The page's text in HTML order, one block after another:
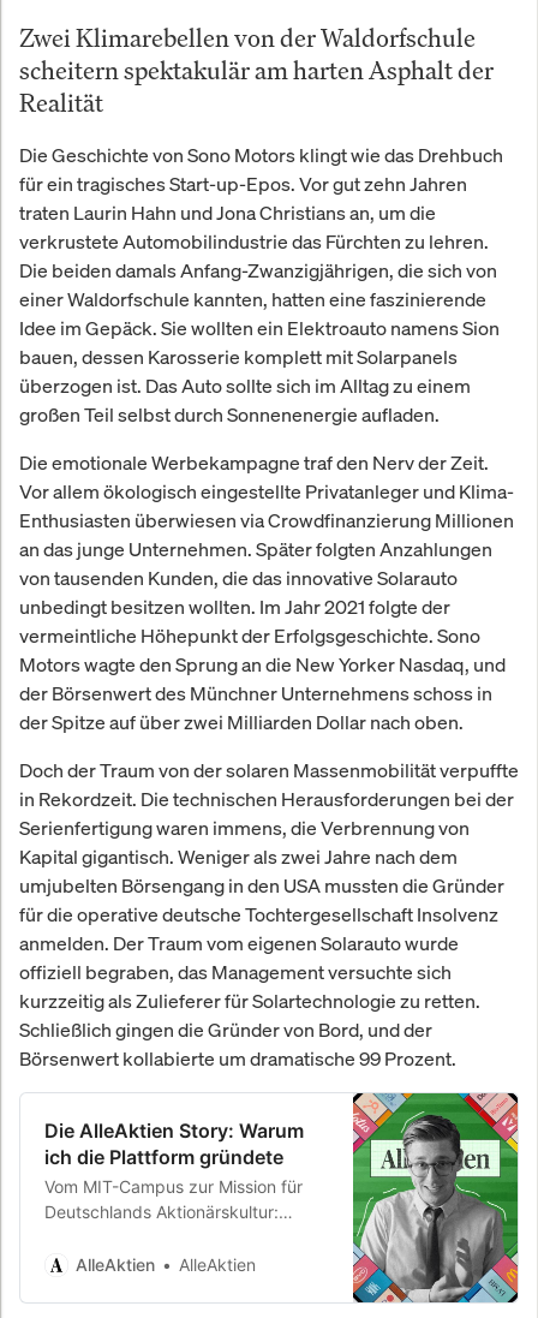
Zwei Klimarebellen von der Waldorfschule
scheitern spektakulär am harten Asphalt der
Realität
Die Geschichte von Sono Motors klingt wie das Drehbuch
für ein tragisches Start-up-Epos. Vor gut zehn Jahren
traten Laurin Hahn und Jona Christians an, um die
verkrustete Automobilindustrie das Fürchten zu lehren.
Die beiden damals Anfang-Zwanzigjährigen, die sich von
einer Waldorfschule kannten, hatten eine faszinierende
Idee im Gepäck. Sie wollten ein Elektroauto namens Sion
bauen, dessen Karosserie komplett mit Solarpanels
überzogen ist. Das Auto sollte sich im Alltag zu einem
großen Teil selbst durch Sonnenenergie aufladen.
Die emotionale Werbekampagne traf den Nerv der Zeit.
Vor allem ökologisch eingestellte Privatanleger und Klima-
Enthusiasten überwiesen via Crowdfinanzierung Millionen
an das junge Unternehmen. Später folgten Anzahlungen
von tausenden Kunden, die das innovative Solarauto
unbedingt besitzen wollten. Im Jahr 2021 folgte der
vermeintliche Höhepunkt der Erfolgsgeschichte. Sono
Motors wagte den Sprung an die New Yorker Nasdaq, und
der Börsenwert des Münchner Unternehmens schoss in
der Spitze auf über zwei Milliarden Dollar nach oben.
Doch der Traum von der solaren Massenmobilität verpuffte
in Rekordzeit. Die technischen Herausforderungen bei der
Serienfertigung waren immens, die Verbrennung von
Kapital gigantisch. Weniger als zwei Jahre nach dem
umjubelten Börsengang in den USA mussten die Gründer
für die operative deutsche Tochtergesellschaft Insolvenz
anmelden. Der Traum vom eigenen Solarauto wurde
offiziell begraben, das Management versuchte sich
kurzzeitig als Zulieferer für Solartechnologie zu retten.
Schließlich gingen die Gründer von Bord, und der
Börsenwert kollabierte um dramatische 99 Prozent.
Die AlleAktien Story: Warum
ich die Plattform gründete
Vom MIT-Campus zur Mission für
Deutschlands Aktionärskultur:
Geschichte und die Vision hinter
AlleAktien AlleAktien